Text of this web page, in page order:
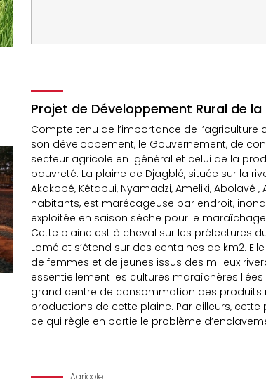
Projet de Développement Rural de la
Compte tenu de l’importance de
son développement, le Gouvernement, de
secteur agricole en général et celui de la
pauvreté. La plaine de Djagblé, située sur la
Akakopé, Kétapui, Nyamadzi, Ameliki,
habitants, est marécageuse par endroit,
exploitée en saison sèche pour le
Cette plaine est à cheval sur les préfectures
Lomé et s’étend sur des centaines de km2.
de femmes et de jeunes issus des milieux
essentiellement les cultures maraîchères
grand centre de consommation des produits
productions de cette plaine. Par ailleurs,
ce qui règle en partie le problème